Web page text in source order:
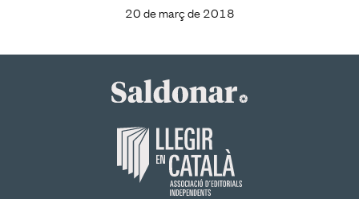
20 de març de 2018